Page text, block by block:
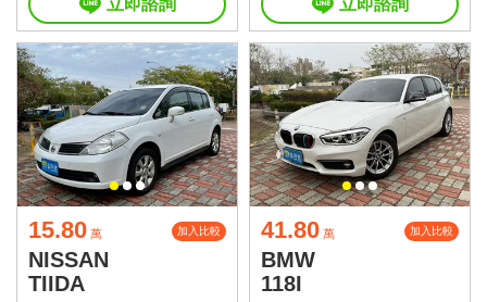
立即諮詢 立即諮詢
15.80 萬 加入比較
NISSAN
TIIDA
41.80 萬 加入比較
BMW
118I